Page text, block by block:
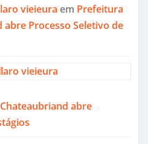
vieieura em Prefeitura
Processo Seletivo de
vieieura
abre